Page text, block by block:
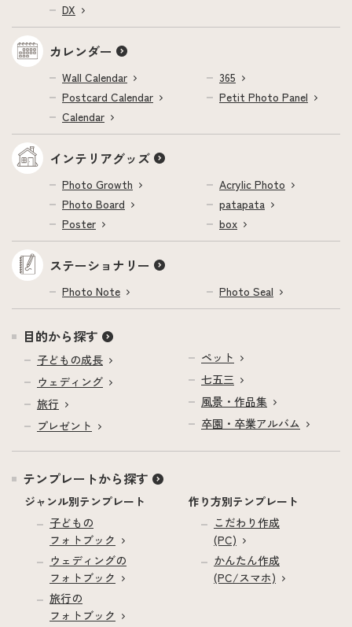
DX
カレンダー
Wall Calendar
Postcard Calendar
Calendar
365
Petit Photo Panel
インテリアグッズ
Photo Growth
Photo Board
Poster
Acrylic Photo
patapata
box
ステーショナリー
Photo Note Photo Seal
目的から探す
子どもの成長
ウェディング
旅行
プレゼント
ペット
七五三
風景・作品集
卒園・卒業アルバム
テンプレートから探す
ジャンル別テンプレート
子どもの
フォトブック
ウェディングの
フォトブック
旅行の
フォトブック
作り方別テンプレート
こだわり作成
(PC)
かんたん作成
(PC/スマホ)